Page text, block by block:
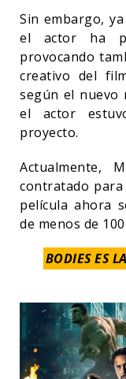
Sin embargo,
el actor ha
provocando
creativo del
según el nuevo
el actor
proyecto.
Actualmente,
contratado
película ahora
de menos de
BODIES ES